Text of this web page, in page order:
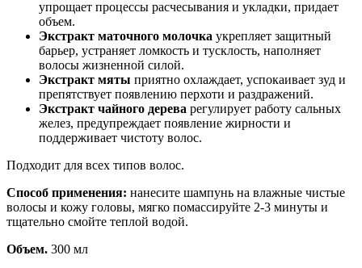
упрощает процессы расчесывания и укладки, придает
объем.
Экстракт маточного молочка укрепляет защитный
барьер, устраняет ломкость и тусклость, наполняет
волосы жизненной силой.
Экстракт мяты приятно охлаждает, успокаивает зуд и
препятствует появлению перхоти и раздражений.
Экстракт чайного дерева регулирует работу сальных
желез, предупреждает появление жирности и
поддерживает чистоту волос.
Подходит для всех типов волос.
Способ применения: нанесите шампунь на влажные чистые
волосы и кожу головы, мягко помассируйте 2-3 минуты и
тщательно смойте теплой водой.
Объем. 300 мл